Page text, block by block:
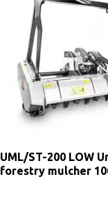
UML/ST-200 LOW
forestry mulcher